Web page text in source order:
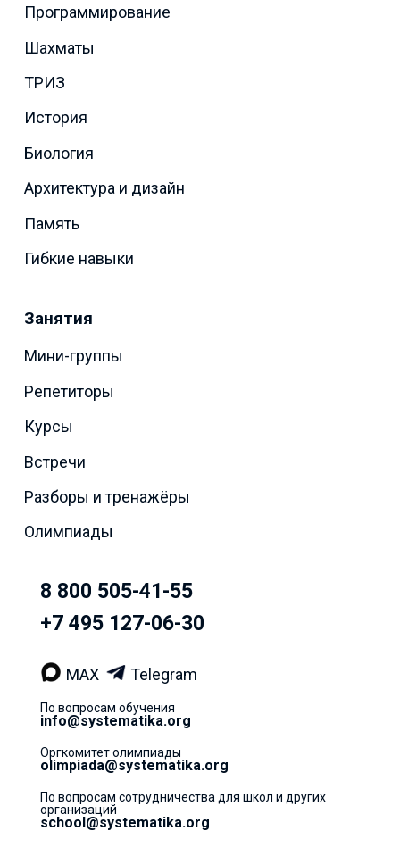
Программирование
Шахматы
ТРИЗ
История
Биология
Архитектура и дизайн
Память
Гибкие навыки
Занятия
Мини-группы
Репетиторы
Курсы
Встречи
Разборы и тренажёры
Олимпиады
8 800 505-41-55
+7 495 127-06-30
MAX Telegram
По вопросам обучения
info@systematika.org
Оргкомитет олимпиады
olimpiada@systematika.org
По вопросам сотрудничества для школ и других
организаций
school@systematika.org